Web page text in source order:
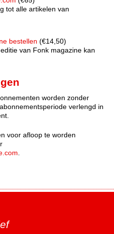
tot alle artikelen van
bestellen (€14,50)
van Fonk magazine kan
worden zonder
verlengd in
voor afloop te worden
.